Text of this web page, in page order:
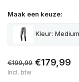
Maak een keuze:
Kleur:
€199,99 €179,99
Incl. btw